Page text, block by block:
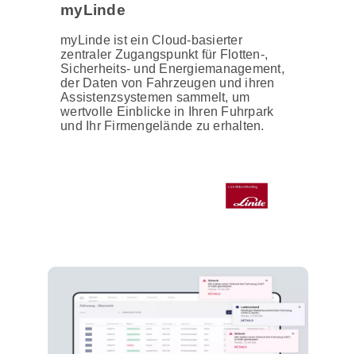
myLinde
myLinde ist ein Cloud-basierter
zentraler Zugangspunkt für Flotten-,
Sicherheits- und Energiemanagement,
der Daten von Fahrzeugen und ihren
Assistenzsystemen sammelt, um
wertvolle Einblicke in Ihren Fuhrpark
und Ihr Firmengelände zu erhalten.